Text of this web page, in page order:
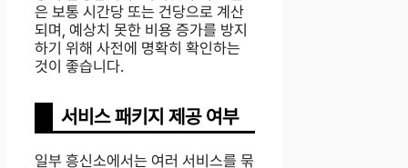
은 보통 시간당 또는 건당으로 계산
되며, 예상치 못한 비용 증가를 방지
하기 위해 사전에 명확히 확인하는
것이 좋습니다.
서비스 패키지 제공 여부
일부 흥신소에서는 여러 서비스를 묶